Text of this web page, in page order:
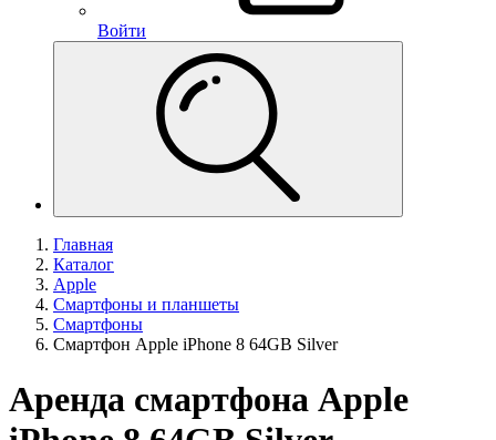
Войти
Главная
Каталог
Apple
Смартфоны и планшеты
Смартфоны
Смартфон Apple iPhone 8 64GB Silver
Аренда смартфона Apple